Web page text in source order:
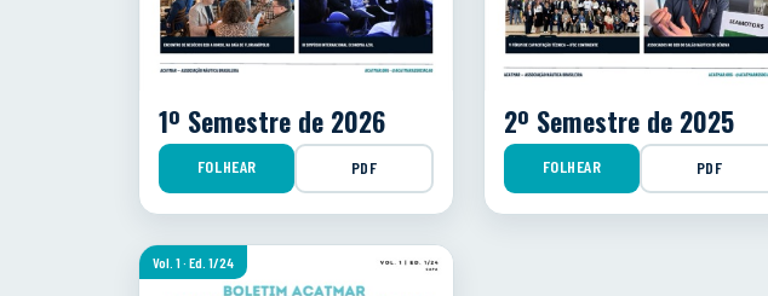
1º Semestre de 2026
FOLHEAR PDF
2º Semestre de 2025
FOLHEAR PDF
Vol. 1 · Ed. 1/24